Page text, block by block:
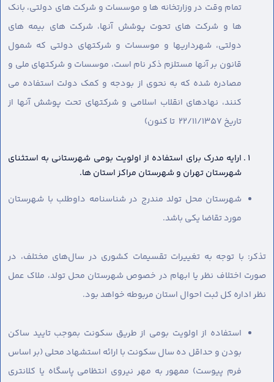
تمام وقت در وزارتخانه ها و موسسات و شرکت های دولتی، بانک
ها و شرکت های تحوت پوشش آنها، شرکت های بیمه های
دولتی، شهرداریها و موسسات و شرکتهای دولتی که شمول
قانون بر آنها مستلزم ذکر نام است، موسسات و شرکتهای ملی و
مصادره شده که به نحوی از بودجه و کمک دولت استفاده می
کنند، نهادهای انقلاب اسلامی و شرکتهای تحت پوشش آنها از
تاریخ 22/11/1357 تا کنون)
ارایه مدرک برای استفاده از اولویت بومی شهرستانی به استثنای
شهرستان تهران و شهرستان مراکز استان ها.
شهرستان محل تولد مندرج در شناسنامه داوطلب با شهرستان
مورد تقاضا یکی باشد.
تذکر: با توجه به تغییرات تقسیمات کشوری در سال‌های مختلف، در
صورت اختلاف نظر یا ابهام در خصوص شهرستان محل تولد، ملاک عمل
نظر اداره کل ثبت احوال استان مربوطه خواهد بود.
استفاده از اولویت بومی از طریق سکونت بموجب تایید ساکن
بودن و حداقل ده سال سکونت با ارائه استشهاد محلی (بر اساس
فرم پیوست) ممهور به مهر نیروی انتظامی پاسگاه یا کلانتری